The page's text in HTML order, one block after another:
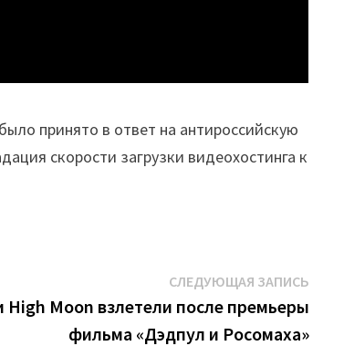
принято в ответ на антироссийскую
скорости загрузки видеохостинга к
СЛЕДУЮЩАЯ ЗАПИСЬ
Moon взлетели после премьеры
фильма «Дэдпул и Росомаха»